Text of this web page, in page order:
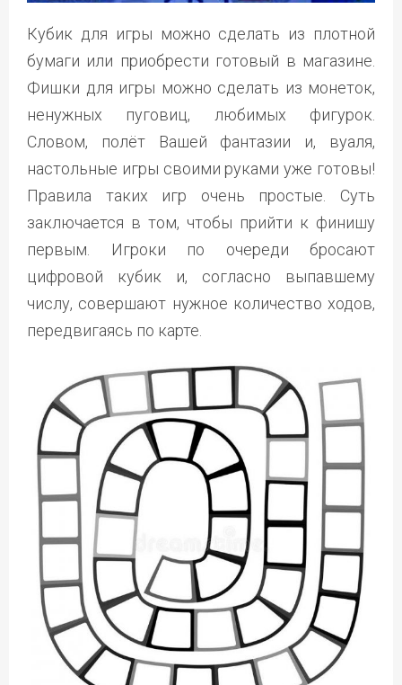
Кубик для игры можно сделать из плотной
бумаги или приобрести готовый в магазине.
Фишки для игры можно сделать из монеток,
ненужных пуговиц, любимых фигурок.
Словом, полёт Вашей фантазии и, вуаля,
настольные игры своими руками уже готовы!
Правила таких игр очень простые. Суть
заключается в том, чтобы прийти к финишу
первым. Игроки по очереди бросают
цифровой кубик и, согласно выпавшему
числу, совершают нужное количество ходов,
передвигаясь по карте.